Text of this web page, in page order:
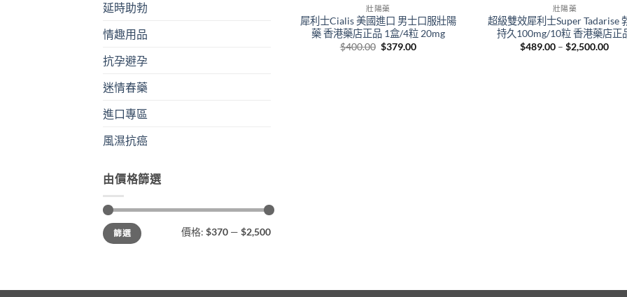
延時助勃
情趣用品
抗孕避孕
迷情春藥
進口專區
風濕抗癌
由價格篩選
最
低
價
最
高
價
篩選 價格: $370 — $2,500
壯陽藥
犀利士Cialis 美國進口 男士口服壯陽
藥 香港藥店正品 1盒/4粒 20mg
$400.00 Original
$379.00Current
壯陽藥
超級雙效犀利士Super Tadarise
持久100mg/10粒 香港藥店正
$489.00 – $2,500.00Price